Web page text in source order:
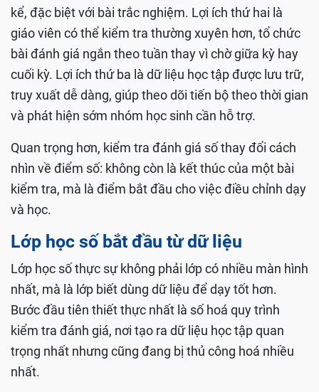
kể, đặc biệt với bài trắc nghiệm. Lợi ích thứ hai là
giáo viên có thể kiểm tra thường xuyên hơn, tổ chức
bài đánh giá ngắn theo tuần thay vì chờ giữa kỳ hay
cuối kỳ. Lợi ích thứ ba là dữ liệu học tập được lưu trữ,
truy xuất dễ dàng, giúp theo dõi tiến bộ theo thời gian
và phát hiện sớm nhóm học sinh cần hỗ trợ.
Quan trọng hơn, kiểm tra đánh giá số thay đổi cách
nhìn về điểm số: không còn là kết thúc của một bài
kiểm tra, mà là điểm bắt đầu cho việc điều chỉnh dạy
và học.
Lớp học số bắt đầu từ dữ liệu
Lớp học số thực sự không phải lớp có nhiều màn hình
nhất, mà là lớp biết dùng dữ liệu để dạy tốt hơn.
Bước đầu tiên thiết thực nhất là số hoá quy trình
kiểm tra đánh giá, nơi tạo ra dữ liệu học tập quan
trọng nhất nhưng cũng đang bị thủ công hoá nhiều
nhất.